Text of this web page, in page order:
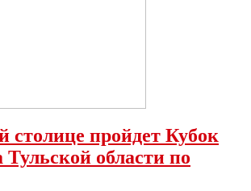
столице пройдет Кубок
Тульской области по